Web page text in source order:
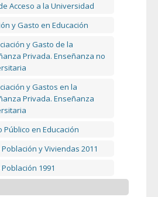
Acceso a la Universidad
y Gasto en Educación
y Gasto de la
Privada. Enseñanza no
y Gastos en la
Privada. Enseñanza
Público en Educación
y Viviendas 2011
1991